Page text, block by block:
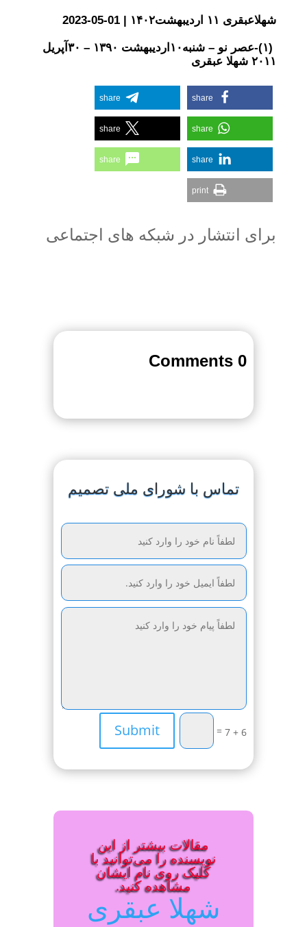
شهلاعبقری ۱۱ اردیبهشت۱۴۰۲ | 01-05-2023
(۱)-عصر نو – شنبه۱۰ارديبهشت ۱۳۹۰ – ۳۰آپريل
۲۰۱۱ شهلا عبقری
share
share
share
share
share
share
print
برای انتشار در شبکه های اجتماعی
0 Comments
تماس با شورای ملی تصمیم
6 + 7
=
Submit
مقالات بیشتر از این
نویسنده را می‌توانید با
کلیک روی نام ایشان
مشاهده کنید.
شهلا عبقری